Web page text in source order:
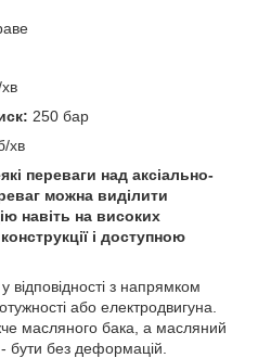
250 бар
хв
переваги над аксіально-
можна виділити
навіть на високих
і доступною
відповідності з напрямком
або електродвигуна.
масляного бака, а масляний
бути без деформацій.